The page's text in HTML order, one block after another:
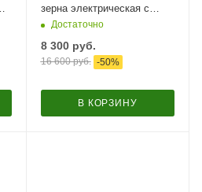
зерна электрическая с
функцией мельницы / в
Достаточно
8 300руб.
16 600руб. -50%
В КОРЗИНУ